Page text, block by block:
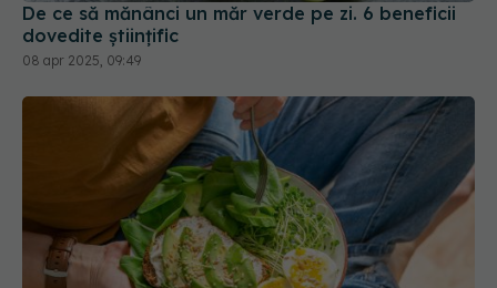
De ce să mănânci un măr verde pe zi. 6 beneficii
dovedite științific
08 apr 2025, 09:49